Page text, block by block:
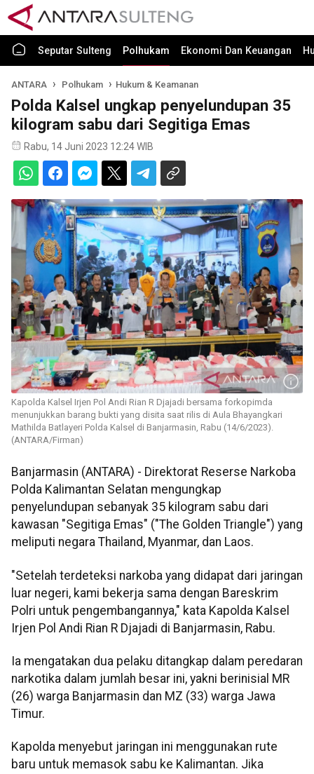
Seputar Sulteng Polhukam Ekonomi Dan Keuangan
ANTARA Polhukam Hukum & Keamanan
Polda Kalsel ungkap penyelundupan 35
kilogram sabu dari Segitiga Emas
Rabu, 14 Juni 2023 12:24 WIB
Kapolda Kalsel Irjen Pol Andi Rian R Djajadi bersama forkopimda
menunjukkan barang bukti yang disita saat rilis di Aula Bhayangkari
Mathilda Batlayeri Polda Kalsel di Banjarmasin, Rabu (14/6/2023).
(ANTARA/Firman)
Banjarmasin (ANTARA) - Direktorat Reserse Narkoba
Polda Kalimantan Selatan mengungkap
penyelundupan sebanyak 35 kilogram sabu dari
kawasan "Segitiga Emas" ("The Golden Triangle") yang
meliputi negara Thailand, Myanmar, dan Laos.
"Setelah terdeteksi narkoba yang didapat dari jaringan
luar negeri, kami bekerja sama dengan Bareskrim
Polri untuk pengembangannya," kata Kapolda Kalsel
Irjen Pol Andi Rian R Djajadi di Banjarmasin, Rabu.
Ia mengatakan dua pelaku ditangkap dalam peredaran
narkotika dalam jumlah besar ini, yakni berinisial MR
(26) warga Banjarmasin dan MZ (33) warga Jawa
Timur.
Kapolda menyebut jaringan ini menggunakan rute
baru untuk memasok sabu ke Kalimantan. Jika